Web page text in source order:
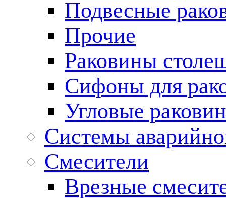
Подвесные
Прочие
Раковины
Сифоны для
Угловые
Системы
Смесители
Врезные